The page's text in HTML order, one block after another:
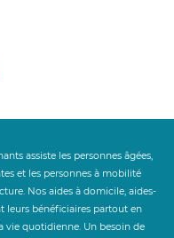
assiste les personnes âgées,
et les personnes à mobilité
Nos aides à domicile, aides-
leurs bénéficiaires partout en
vie quotidienne. Un besoin de